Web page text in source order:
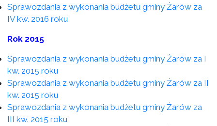
Sprawozdania z wykonania budżetu gminy Żarów za
IV kw. 2016 roku
Rok 2015
Sprawozdania z wykonania budżetu gminy Żarów za I
kw. 2015 roku
Sprawozdania z wykonania budżetu gminy Żarów za II
kw. 2015 roku
Sprawozdania z wykonania budżetu gminy Żarów za
III kw. 2015 roku